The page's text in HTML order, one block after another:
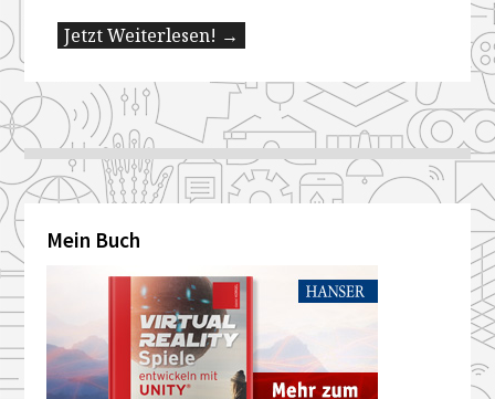
Jetzt Weiterlesen! →
Mein Buch